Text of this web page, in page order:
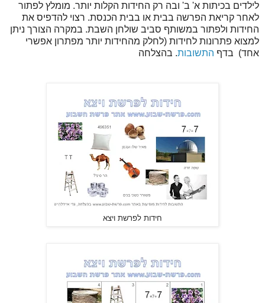
לילדים בכיתות א' ב' ובה רק החידות הקלות יותר. מומלץ לפתור
לאחר קריאת הפרשה בבית או בבית הכנסת. רצוי להדפיס את
החידות ולפתור במשותף סביב שולחן השבת. במקרה הצורך ניתן
למצוא פתרונות לחידות (לחלק מהחידות יותר מפתרון אפשרי
אחד) בדף התשובות. בהצלחה
חידות לפרשת ויצא